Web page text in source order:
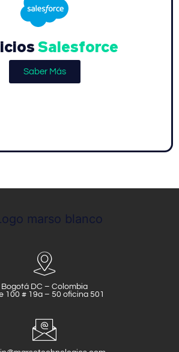
Salesforce
Saber Más
Bogotá DC – Colombia
100 # 19a – 50 oficina 501